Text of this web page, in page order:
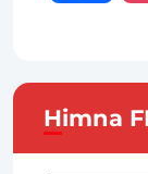
Himna